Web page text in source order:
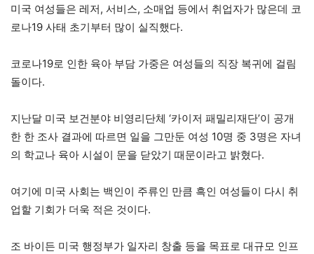
미국 여성들은 레저, 서비스, 소매업 등에서 취업자가 많은데 코
로나19 사태 초기부터 많이 실직했다.
코로나19로 인한 육아 부담 가중은 여성들의 직장 복귀에 걸림
돌이다.
지난달 미국 보건분야 비영리단체 ‘카이저 패밀리재단’이 공개
한 한 조사 결과에 따르면 일을 그만둔 여성 10명 중 3명은 자녀
의 학교나 육아 시설이 문을 닫았기 때문이라고 밝혔다.
여기에 미국 사회는 백인이 주류인 만큼 흑인 여성들이 다시 취
업할 기회가 더욱 적은 것이다.
조 바이든 미국 행정부가 일자리 창출 등을 목표로 대규모 인프